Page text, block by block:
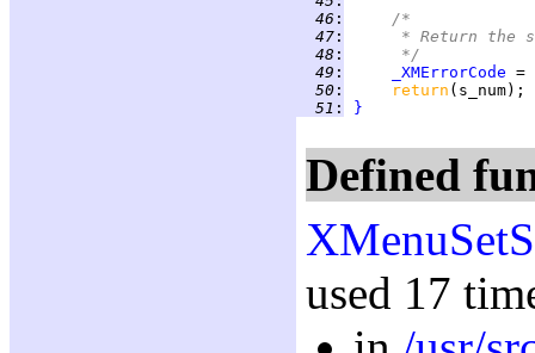
  46
:
/*
  47
:
* Return the
  48
:
     */
  49
: _XMErrorCode =
  50
: return
  51
: }
Defined
used 17